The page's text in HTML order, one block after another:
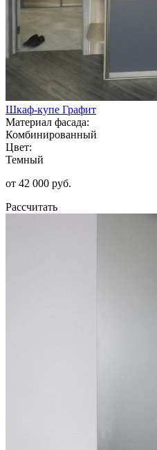
Шкаф-купе Графит
Материал фасада:
Комбинированный
Цвет:
Темный
от 42 000 руб.
Рассчитать